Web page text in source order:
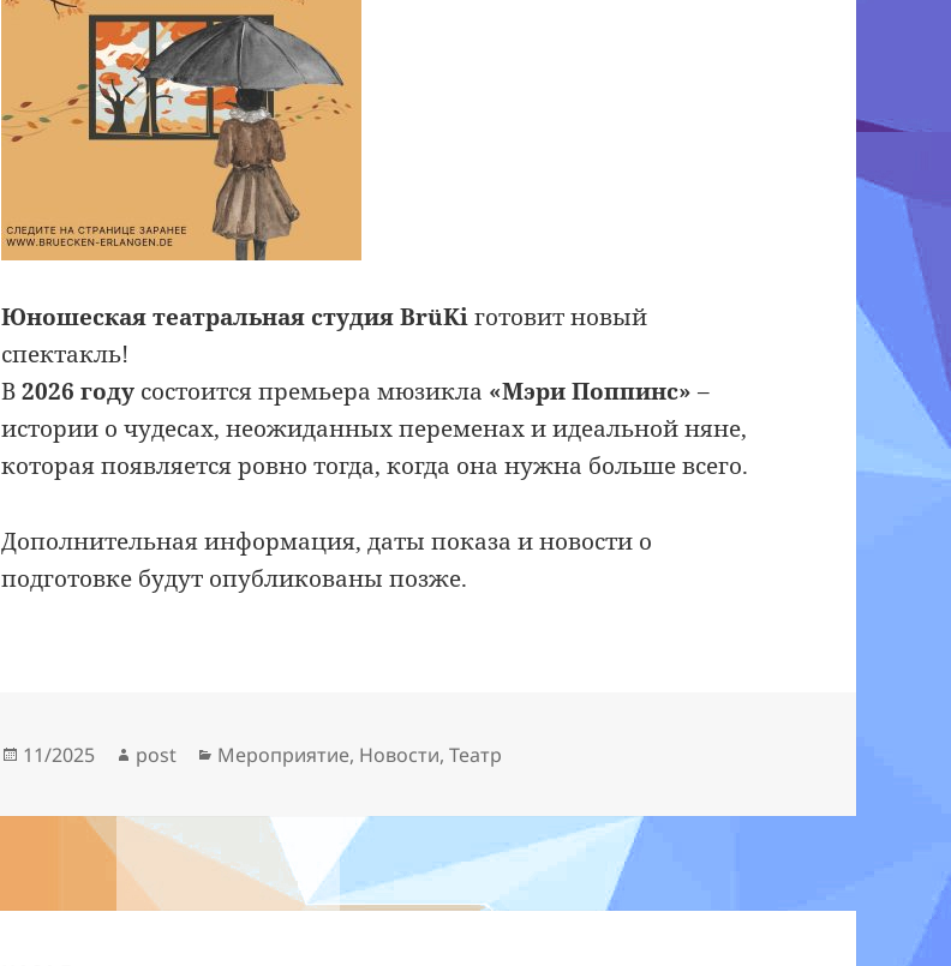
Юношеская театральная студия BrüKiготовит новый
спектакль!
В2026 году состоится премьера мюзикла «Мэри Поппинс» –
истории о чудесах, неожиданных переменах и идеальной няне,
которая появляется ровно тогда, когда она нужна больше всего.
Дополнительная информация, даты показа и новости о
подготовке будут опубликованы позже.
Опубликовано
11/2025 Автор
post Рубрики
Мероприятие, Новости,Театр